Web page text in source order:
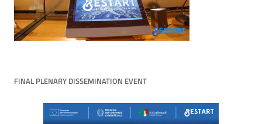
FINAL PLENARY DISSEMINATION EVENT